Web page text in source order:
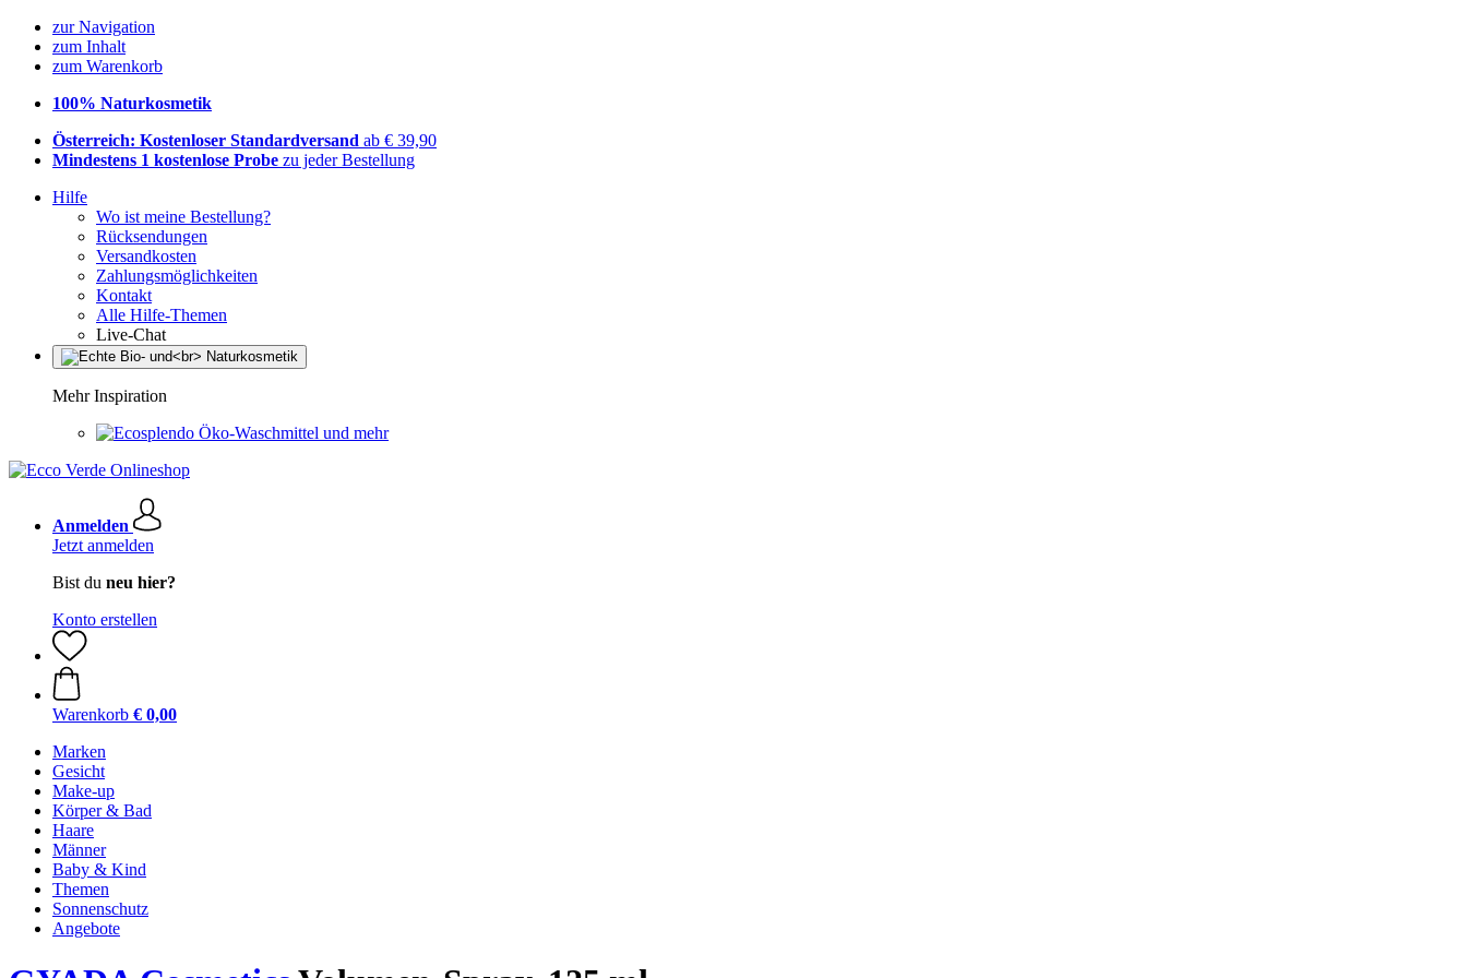
zur Navigation
zum Inhalt
zum Warenkorb
100% Naturkosmetik
Österreich: Kostenloser Standardversand ab € 39,90
Mindestens 1 kostenlose Probe zu jeder Bestellung
Hilfe
Wo ist meine Bestellung?
Rücksendungen
Versandkosten
Zahlungsmöglichkeiten
Kontakt
Alle Hilfe-Themen
Live-Chat
Mehr Inspiration
Öko-Waschmittel und mehr
Anmelden
Jetzt anmelden
Bist du neu hier?
Konto erstellen
Warenkorb € 0,00
Marken
Gesicht
Make-up
Körper & Bad
Haare
Männer
Baby & Kind
Themen
Sonnenschutz
Angebote